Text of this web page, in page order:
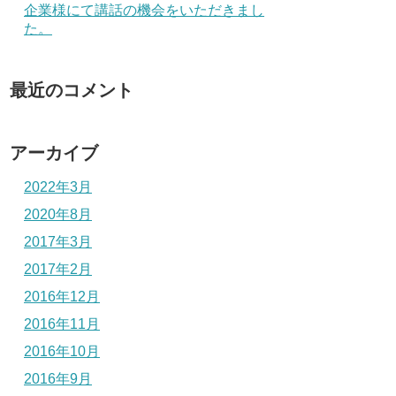
企業様にて講話の機会をいただきまし
た。
最近のコメント
アーカイブ
2022年3月
2020年8月
2017年3月
2017年2月
2016年12月
2016年11月
2016年10月
2016年9月